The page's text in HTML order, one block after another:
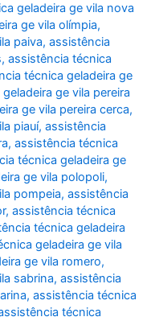
geladeira ge vila nova
ge vila olímpia,
paiva,assistência
,assistência técnica
técnica geladeira ge
ge vila pereira
ge vila pereira cerca,
piauí,assistência
,assistência técnica
técnica geladeira ge
ge vila polopoli,
pompeia,assistência
,assistência técnica
técnica geladeira
geladeira ge vila
ge vila romero,
sabrina,assistência
,assistência técnica
técnica